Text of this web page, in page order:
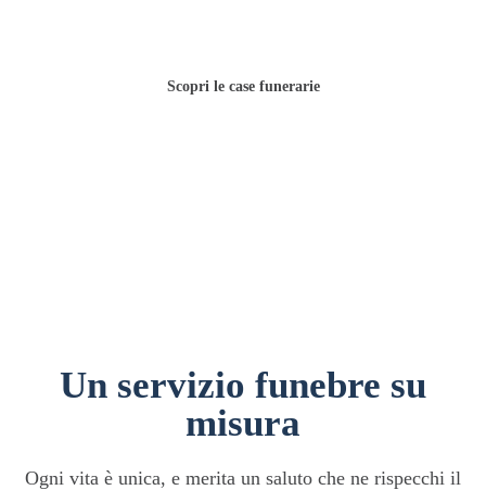
Scopri le case funerarie
Un servizio funebre su
misura
Ogni vita è unica, e merita un saluto che ne rispecchi il